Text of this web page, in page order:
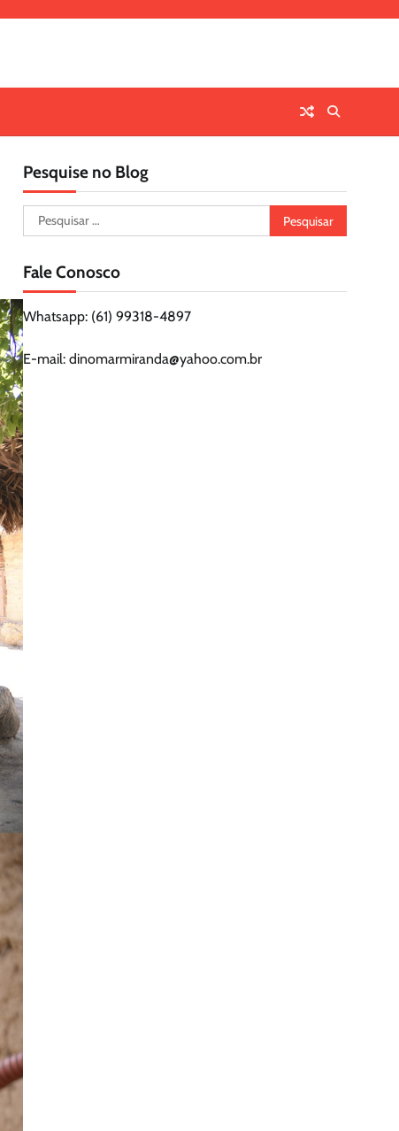
Pesquise no Blog
Pesquisar
por:
Fale Conosco
Whatsapp: (61) 99318-4897
E-mail: dinomarmiranda@yahoo.com.br